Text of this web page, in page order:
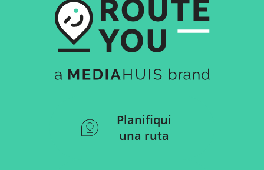
Planifiqui
una ruta